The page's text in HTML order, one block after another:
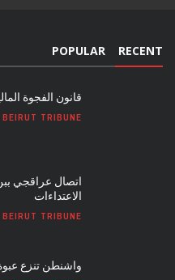
RECENT
POPULAR
قانون الفجوة
BEIRUT TRIBUNE
اتصال عراقجي
الاعتداءات
BEIRUT TRIBUNE
واشنطن تنزع